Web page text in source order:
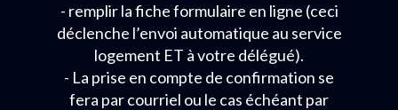
- remplir la fiche formulaire en ligne (ceci
déclenche l’envoi automatique au service
logement ET à votre délégué).
- La prise en compte de confirmation se
fera par courriel ou le cas échéant par